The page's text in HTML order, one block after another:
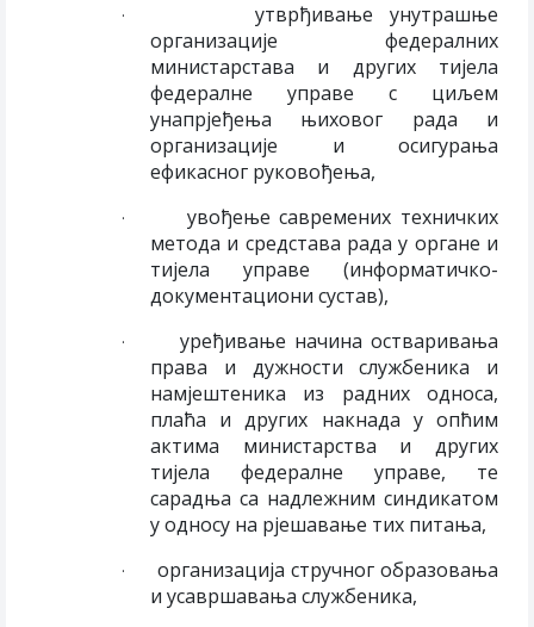
·
утврђивање унутрашње
организације федералних
министарстава и других тијела
федералне управе с циљем
унапрјеђења њиховог рада и
организације и осигурања
ефикасног руковођења,
·
увођење савремених техничких
метода и средстава рада у органе и
тијела управе (информатичко-
документациони сустав),
·
уређивање начина остваривања
права и дужности службеника и
намјештеника из радних односа,
плаћа и других накнада у опћим
актима министарства и других
тијела федералне управе, те
сарадња са надлежним синдикатом
у односу на рјешавање тих питања,
·
организација стручног образовања
и усавршавања службеника,